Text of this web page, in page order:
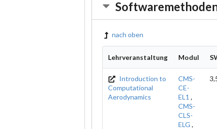
nach oben
Lehrveranstaltung Modul
Introduction to
Computational
Aerodynamics
CMS-
CE-
EL1 ,
CMS-
CLS-
ELG ,